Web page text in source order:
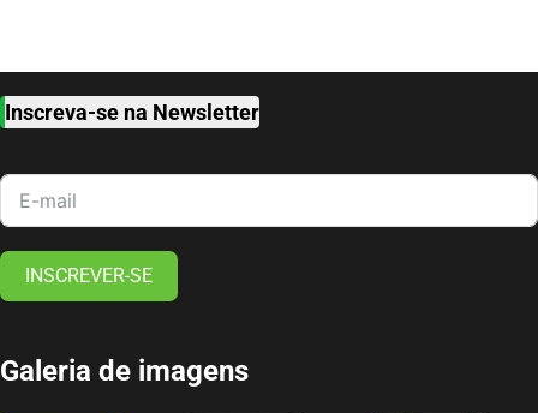
Inscreva-se na Newsletter
INSCREVER-SE
Galeria de imagens